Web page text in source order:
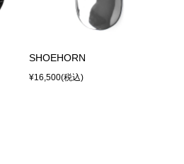
SHOEHORN
¥16,500(税込)